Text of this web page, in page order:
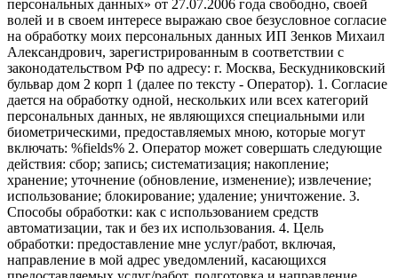
персональных данных» от 27.07.2006 года свободно, своей
волей и в своем интересе выражаю свое безусловное согласие
на обработку моих персональных данных ИП Зенков Михаил
Александрович, зарегистрированным в соответствии с
законодательством РФ по адресу: г. Москва, Бескудниковский
бульвар дом 2 корп 1 (далее по тексту - Оператор). 1. Согласие
дается на обработку одной, нескольких или всех категорий
персональных данных, не являющихся специальными или
биометрическими, предоставляемых мною, которые могут
включать: %fields% 2. Оператор может совершать следующие
действия: сбор; запись; систематизация; накопление;
хранение; уточнение (обновление, изменение); извлечение;
использование; блокирование; удаление; уничтожение. 3.
Способы обработки: как с использованием средств
автоматизации, так и без их использования. 4. Цель
обработки: предоставление мне услуг/работ, включая,
направление в мой адрес уведомлений, касающихся